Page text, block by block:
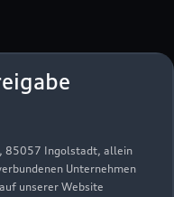
85057 Ingolstadt, allein
Unternehmen
unserer Website
Dienstag 07:30